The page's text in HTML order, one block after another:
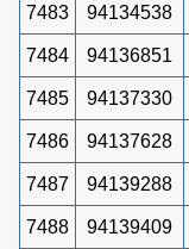
7483 94134538
7484 94136851
7485 94137330
7486 94137628
7487 94139288
7488 94139409